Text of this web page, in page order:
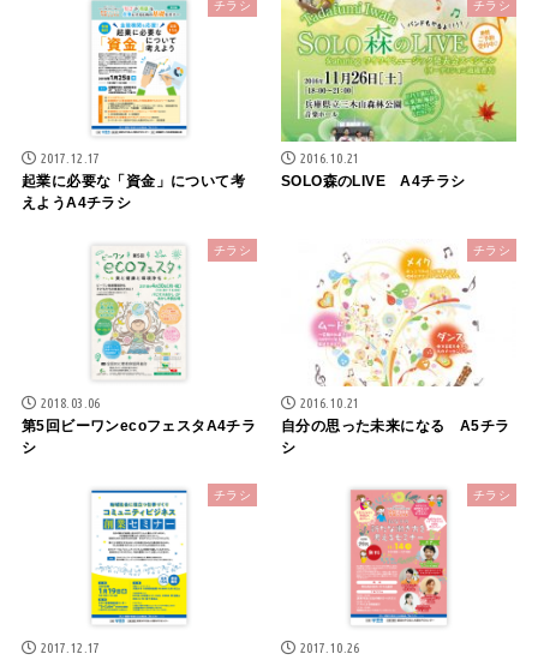
チラシ
2017.12.17
起業に必要な「資金」について考
えようA4チラシ
チラシ
2016.10.21
SOLO森のLIVE A4チラシ
チラシ
2018.03.06
第5回ビーワンecoフェスタA4チラ
シ
チラシ
2016.10.21
自分の思った未来になる A5チラ
シ
チラシ
2017.12.17
チラシ
2017.10.26